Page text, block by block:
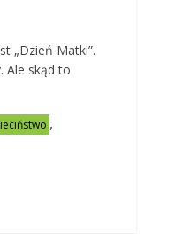
„Dzień Matki”.
Ale skąd to
,